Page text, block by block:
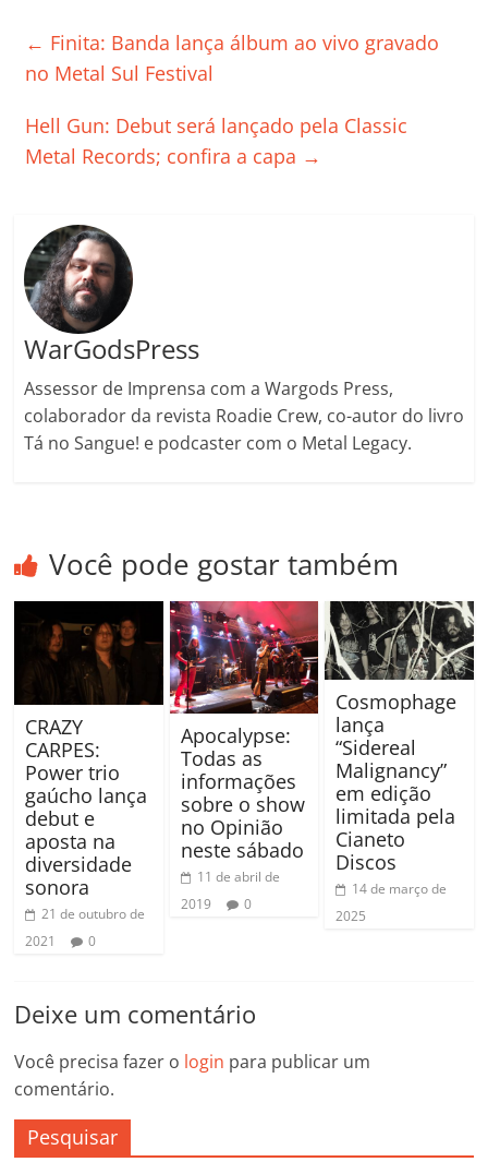
e
b
o
k
er l s
A
p
e gl
a
ss
y
k
p
ar
h
← Finita: Banda lança álbum ao vivo gravado
no Metal Sul Festival
Hell Gun: Debut será lançado pela Classic
Metal Records; confira a capa →
WarGodsPress
Assessor de Imprensa com a Wargods Press,
colaborador da revista Roadie Crew, co-autor do livro
Tá no Sangue! e podcaster com o Metal Legacy.
Você pode gostar também
CRAZY
CARPES:
Power trio
gaúcho lança
debut e
aposta na
diversidade
sonora
21 de outubro de
2021
0
Apocalypse:
Todas as
informações
sobre o show
no Opinião
neste sábado
11 de abril de
2019
0
Cosmophage
lança
“Sidereal
Malignancy”
em edição
limitada pela
Cianeto
Discos
14 de março de
2025
Deixe um comentário
Você precisa fazer o login para publicar um
comentário.
Pesquisar